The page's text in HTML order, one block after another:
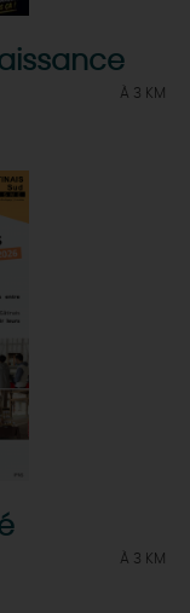
À 3 KM
À 3 KM